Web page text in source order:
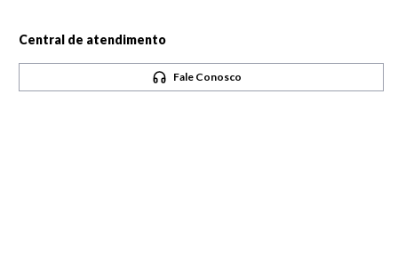
Central de atendimento
Fale Conosco